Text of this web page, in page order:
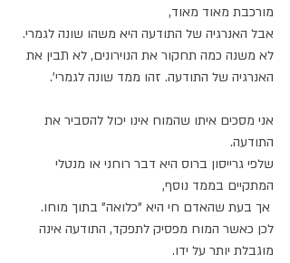
מורכבת מאוד מאוד,
אבל האנרגיה של התודעה היא משהו שונה לגמרי.
לא משנה כמה תחקור את הנוירונים, לא תבין את
האנרגיה של התודעה. זהו ממד שונה לגמרי'.
אני מסכים איתו שהמוח אינו יכול להסביר את
התודעה.
שלפי גרייסון ברוס היא דבר רוחני או מנטלי
המתקיים בממד נוסף,
לכן כאשר המוח מפסיק לתפקד, התודעה אינה
מוגבלת יותר על ידו.